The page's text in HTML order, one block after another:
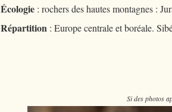
Écologie: rochers des hautes montagnes :
Répartition : Europe centrale et boréale.
Si des photos